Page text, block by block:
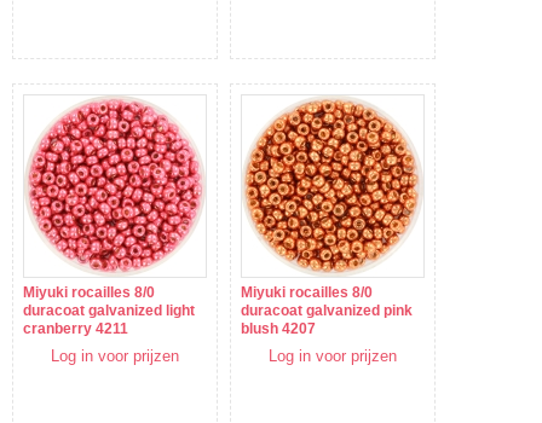
Miyuki rocailles 8/0
duracoat galvanized light
cranberry 4211
Log in voor prijzen
Miyuki rocailles 8/0
duracoat galvanized pink
blush 4207
Log in voor prijzen